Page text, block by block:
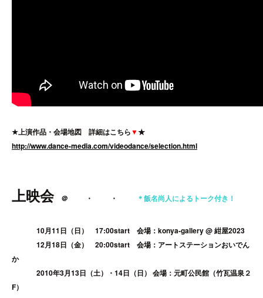
★上演作品・会場地図 詳細はこちら▼★
http://www.dance-media.com/videodance/selection.html
上映会＠ ・ ・ ＊飯名尚人によるトーク付き！
10月11日（日） 17:00start 会場：konya-gallery @ 紺屋2023
12月18日（金） 20:00start 会場：アートステーションおいでん
か
2010年3月13日（土）・ 14日（日） 会場：元町公民館（竹瓦温泉２
F）